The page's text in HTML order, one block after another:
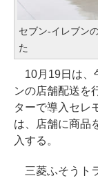
セブン-イレブン
た
10月19日は、
ンの店舗配送を
ターで導入セレ
は、店舗に商品
入する。
三菱ふそうト